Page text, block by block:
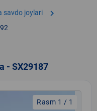
savdo joylari chevron_right
- SX29187
Rasm 1 / 1